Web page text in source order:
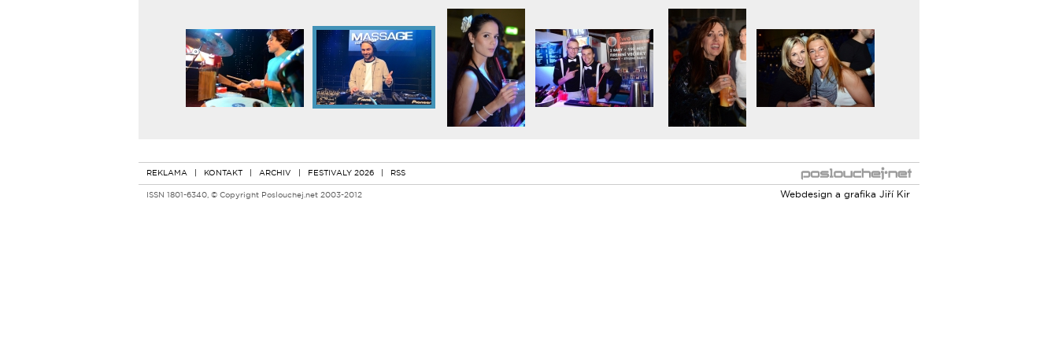
REKLAMA | KONTAKT | ARCHIV | FESTIVALY 2026 | RSS
ISSN 1801-6340, © Copyright Poslouchej.net 2003-2012
Webdesign a grafika Jiří Kir